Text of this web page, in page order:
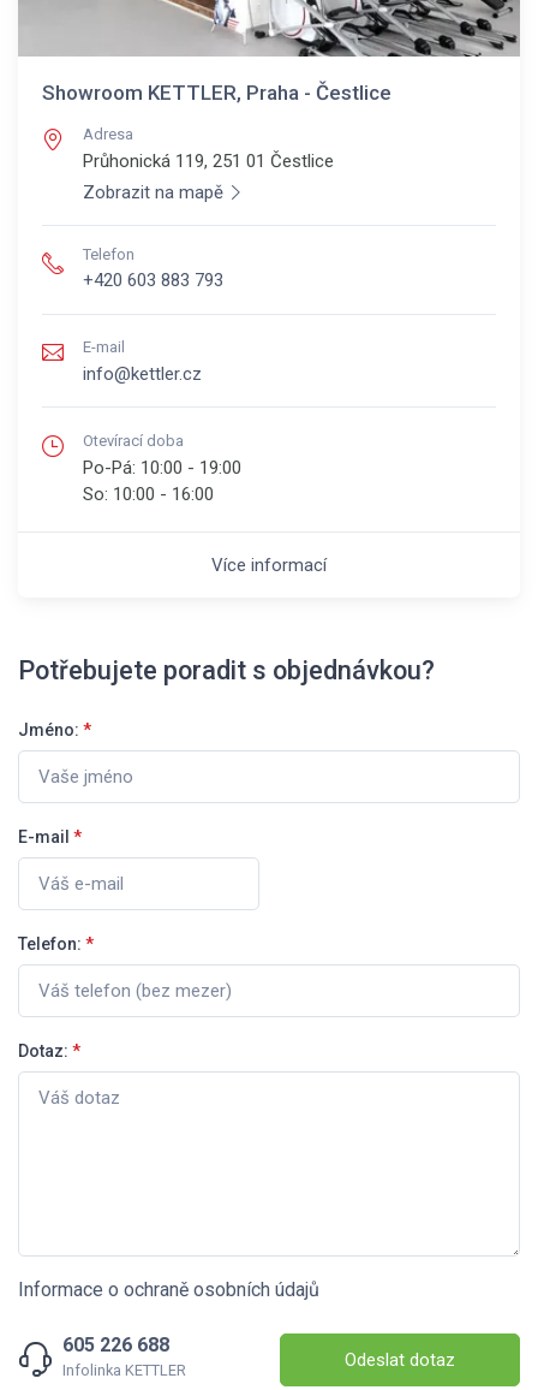
Showroom KETTLER, Praha - Čestlice
Adresa
Průhonická 119, 251 01 Čestlice
Zobrazit na mapě
Telefon
+420 603 883 793
E-mail
info@kettler.cz
Otevírací doba
Po-Pá: 10:00 - 19:00
So: 10:00 - 16:00
Více informací
Potřebujete poradit s objednávkou?
Jméno: *
E-mail *
Telefon: *
Dotaz: *
Informace o ochraně osobních údajů
605 226 688
Infolinka KETTLER Odeslat dotaz